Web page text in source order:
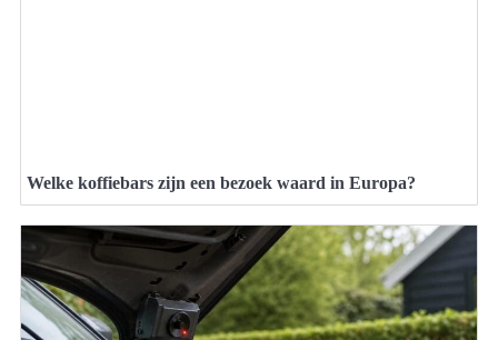
Welke koffiebars zijn een bezoek waard in Europa?